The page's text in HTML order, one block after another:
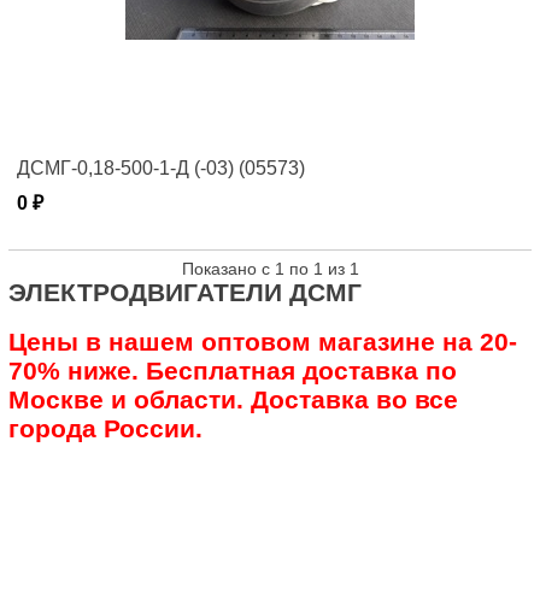
ДСМГ-0,18-500-1-Д (-03) (05573)
0 ₽
Показано с 1 по 1 из 1
ЭЛЕКТРОДВИГАТЕЛИ ДСМГ
Цены в нашем оптовом магазине на 20-
70% ниже. Бесплатная доставка по
Москве и области. Доставка во все
города России.